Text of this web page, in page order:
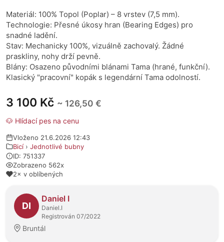
3 100 Kč ~ 126,50 €
🐶 Hlídací pes na cenu
Vloženo 21.6.2026 12:43
Bicí › Jednotlivé bubny
ID: 751337
Zobrazeno 562x
2× v oblíbených
O prodejci
DI
Daniel I
Daniel.I
Registrován 07/2022
Bruntál
Materiál: 100% Topol (Poplar) – 8 vrstev (7,5 mm).
Technologie: Přesné úkosy hran (Bearing Edges) pro
snadné ladění.
Stav: Mechanicky 100%, vizuálně zachovalý. Žádné
praskliny, nohy drží pevně.
Blány: Osazeno původními blánami Tama (hrané, funkční).
Klasický "pracovní" kopák s legendární Tama odolností.